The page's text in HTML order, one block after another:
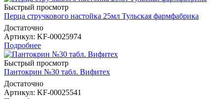
Быстрый просмотр
Перца стручкового настойка 25мл Тульская фармфабрика
Достаточно
Артикул: KF-00025974
Подробнее
Быстрый просмотр
Пантокрин №30 табл. Вифитех
Достаточно
Артикул: KF-00025541